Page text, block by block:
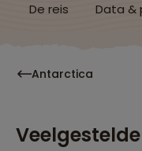
De reis Data &
Antarctica